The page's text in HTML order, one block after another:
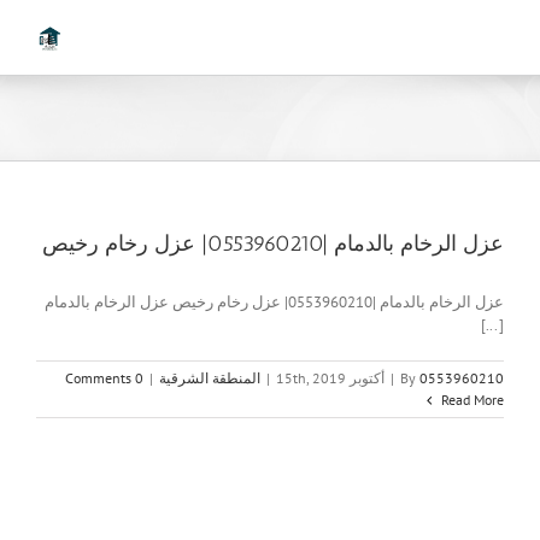
عزل الرخام بالدمام |0553960210| عزل رخام رخيص
عزل الرخام بالدمام |0553960210| عزل رخام رخيص عزل الرخام بالدمام
[...]
By 0553960210
| أكتوبر 15th, 2019 | المنطقة الشرقية |
0 Comments
Read More